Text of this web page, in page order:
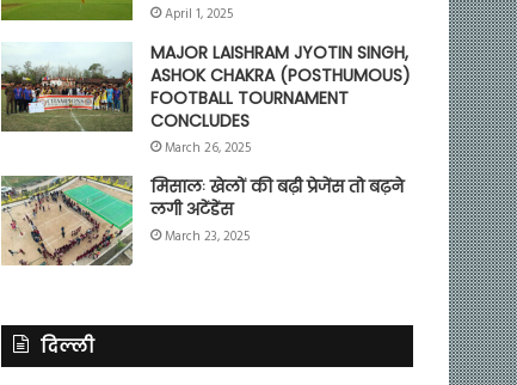
April 1, 2025
MAJOR LAISHRAM JYOTIN SINGH,
ASHOK CHAKRA (POSTHUMOUS)
FOOTBALL TOURNAMENT
CONCLUDES
March 26, 2025
मिसालः खेलों की बढ़ी प्रेजेंस तो बढ़ने
लगी अटेंडेंस
March 23, 2025
दिल्ली